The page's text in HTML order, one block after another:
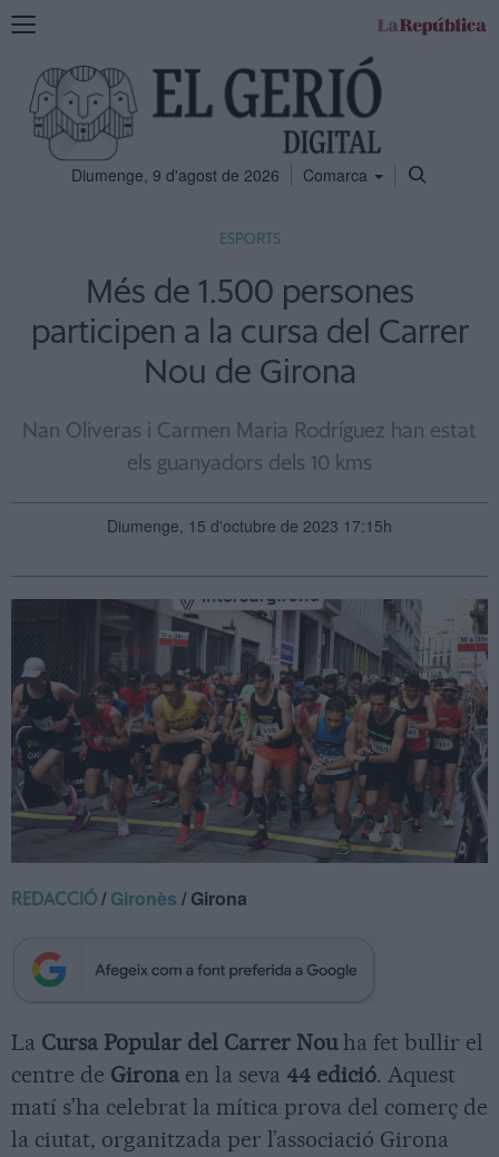
Mostra
navegació
Diumenge, 9 d'agost de 2026 Comarca
ESPORTS
Més de 1.500 persones
participen a la cursa del Carrer
Nou de Girona
Nan Oliveras i Carmen Maria Rodríguez han estat
els guanyadors dels 10 kms
Diumenge, 15 d'octubre de 2023 17:15h
REDACCIÓ /Gironès / Girona
La Cursa Popular del Carrer Nouha fet bullir el
centre de Girona en la seva 44 edició. Aquest
matí s’ha celebrat la mítica prova del comerç de
la ciutat, organitzada per l’associació Girona